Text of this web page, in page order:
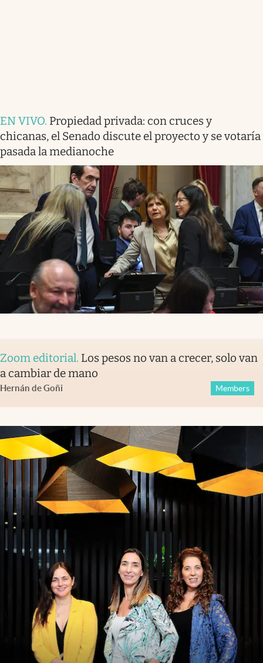
EN VIVO. Propiedad privada: con cruces y
chicanas, el Senado discute el proyecto y se votaría
pasada la medianoche
Zoom editorial. Los pesos no van a crecer, solo van
a cambiar de mano
Hernán de Goñi Members